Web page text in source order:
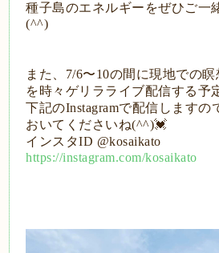
種子島のエネルギーをぜひご一
(^^)
また、 7/6〜10の間に現地での瞑
を時々ゲリラライブ配信する予
下記のInstagramで配信しますの
おいてくださいね(^^)💓
インスタID @kosaikato
https://instagram.com/kosaikato